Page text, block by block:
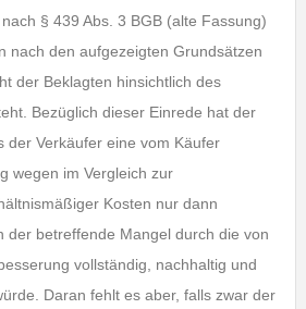
§ 439 Abs. 3 BGB (alte Fassung)
nach den aufgezeigten Grundsätzen
der Beklagten hinsichtlich des
Bezüglich dieser Einrede hat der
der Verkäufer eine vom Käufer
wegen im Vergleich zur
Kosten nur dann
der betreffende Mangel durch die von
vollständig, nachhaltig und
Daran fehlt es aber, falls zwar der